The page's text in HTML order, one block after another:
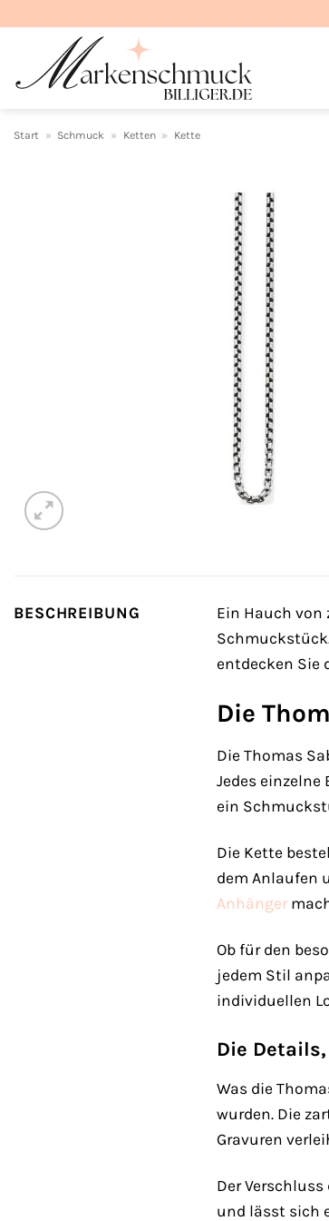
springen
Start » Schmuck » Ketten » Kette
BESCHREIBUNG Ein Hauch von
entdecken Sie
Die
Die Thomas
Jedes
ein
Die Kette
dem Anlaufen
Anhänger
Ob für den
jedem Stil
individuellen
Die
Was die
wurden. Die
Gravuren
Der
und lässt sich